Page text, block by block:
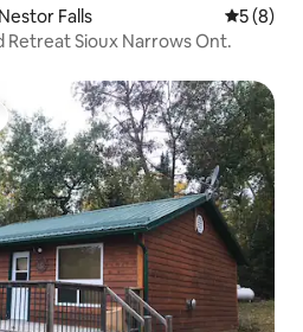
Falls 5 de
5 (8)
Retreat Sioux Narrows Ont.